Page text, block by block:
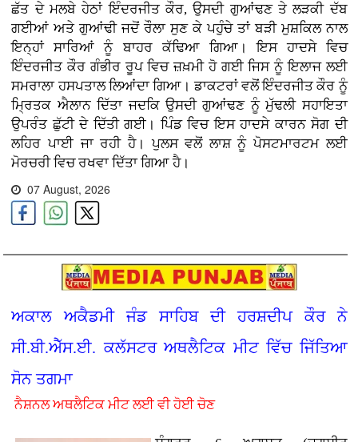
ਛੱਤ ਦੇ ਮਲਬੇ ਹੇਠਾਂ ਇੰਦਰਜੀਤ ਕੌਰ, ਉਸਦੀ ਗੁਆਂਢਣ ਤੇ ਲੜਕੀ ਦੱਬ
ਗਈਆਂ ਅਤੇ ਗੁਆਂਢੀ ਜਦੋਂ ਰੌਲਾ ਸੁਣ ਕੇ ਪਹੁੰਚੇ ਤਾਂ ਬੜੀ ਮੁਸ਼ਕਿਲ ਨਾਲ
ਇਨ੍ਹਾਂ ਸਾਰਿਆਂ ਨੂੰ ਬਾਹਰ ਕੱਢਿਆ ਗਿਆ। ਇਸ ਹਾਦਸੇ ਵਿਚ
ਇੰਦਰਜੀਤ ਕੌਰ ਗੰਭੀਰ ਰੂਪ ਵਿਚ ਜ਼ਖ਼ਮੀ ਹੋ ਗਈ ਜਿਸ ਨੂੰ ਇਲਾਜ ਲਈ
ਸਮਰਾਲਾ ਹਸਪਤਾਲ ਲਿਆਂਦਾ ਗਿਆ। ਡਾਕਟਰਾਂ ਵਲੋਂ ਇੰਦਰਜੀਤ ਕੌਰ ਨੂੰ
ਮ੍ਰਿਤਕ ਐਲਾਨ ਦਿੱਤਾ ਜਦਕਿ ਉਸਦੀ ਗੁਆਂਢਣ ਨੂੰ ਮੁੱਢਲੀ ਸਹਾਇਤਾ
ਉਪਰੰਤ ਛੁੱਟੀ ਦੇ ਦਿੱਤੀ ਗਈ। ਪਿੰਡ ਵਿਚ ਇਸ ਹਾਦਸੇ ਕਾਰਨ ਸੋਗ ਦੀ
ਲਹਿਰ ਪਾਈ ਜਾ ਰਹੀ ਹੈ। ਪੁਲਸ ਵਲੋਂ ਲਾਸ਼ ਨੂੰ ਪੋਸਟਮਾਰਟਮ ਲਈ
ਮੋਰਚਰੀ ਵਿਚ ਰਖਵਾ ਦਿੱਤਾ ਗਿਆ ਹੈ।
07 August, 2026
ਅਕਾਲ ਅਕੈਡਮੀ ਜੰਡ ਸਾਹਿਬ ਦੀ ਹਰਸ਼ਦੀਪ ਕੌਰ ਨੇ
ਸੀ.ਬੀ.ਐੱਸ.ਈ. ਕਲੱਸਟਰ ਅਥਲੈਟਿਕ ਮੀਟ ਵਿੱਚ ਜਿੱਤਿਆ
ਸੋਨ ਤਗਮਾ
ਨੈਸ਼ਨਲ ਅਥਲੈਟਿਕ ਮੀਟ ਲਈ ਵੀ ਹੋਈ ਚੋਣ